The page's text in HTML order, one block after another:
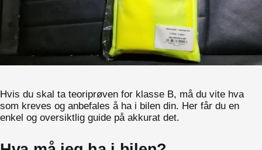
Hvis du skal ta teoriprøven for klasse B, må du vite hva
som kreves og anbefales å ha i bilen din. Her får du en
enkel og oversiktlig guide på akkurat det.